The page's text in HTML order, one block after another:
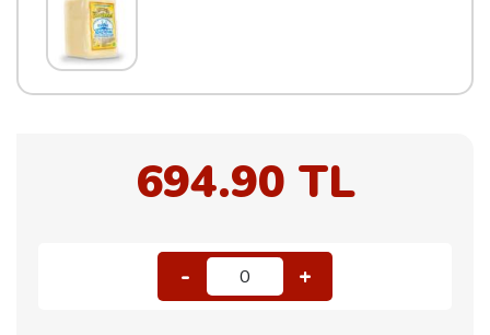
694.90 TL
- 0 +